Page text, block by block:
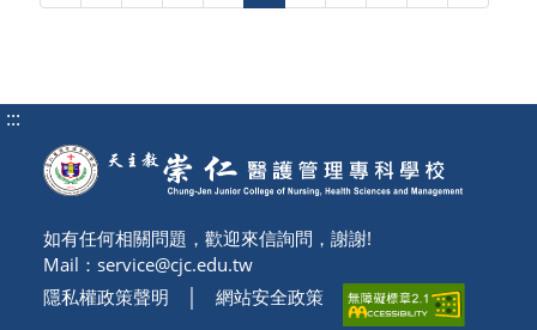
:::
如有任何相關問題，歡迎來信詢問，謝謝!
Mail： service@cjc.edu.tw
隱私權政策聲明
網站安全政策